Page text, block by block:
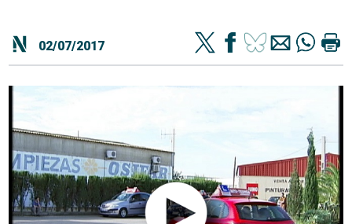
02/07/2017